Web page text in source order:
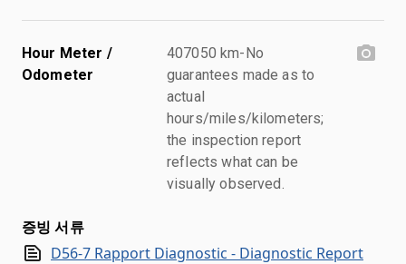
Hour Meter /
Odometer
407050 km-No
guarantees made as to
actual
hours/miles/kilometers;
the inspection report
reflects what can be
visually observed.
증빙 서류
D56-7 Rapport Diagnostic - Diagnostic Report